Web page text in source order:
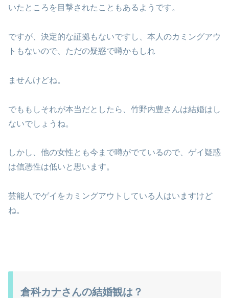
いたところを目撃されたこともあるようです。
ですが、決定的な証拠もないですし、本人のカミングアウ
トもないので、ただの疑惑で噂かもしれ
ませんけどね。
でももしそれが本当だとしたら、竹野内豊さんは結婚はし
ないでしょうね。
しかし、他の女性とも今まで噂がでているので、ゲイ疑惑
は信憑性は低いと思います。
芸能人でゲイをカミングアウトしている人はいますけど
ね。
倉科カナさんの結婚観は？